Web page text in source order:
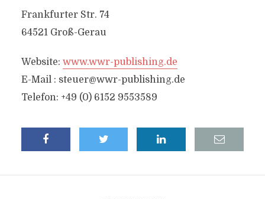
Frankfurter Str. 74
64521 Groß-Gerau
Website: www.wwr-publishing.de
E-Mail : steuer@wwr-publishing.de
Telefon: +49 (0) 6152 9553589